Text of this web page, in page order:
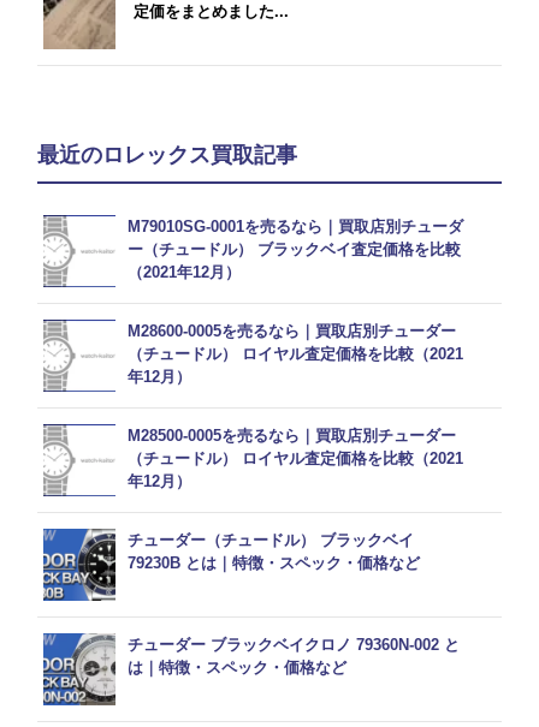
定価をまとめました...
最近のロレックス買取記事
M79010SG-0001を売るなら｜買取店別チューダ
ー（チュードル） ブラックベイ査定価格を比較
（2021年12月）
M28600-0005を売るなら｜買取店別チューダー
（チュードル） ロイヤル査定価格を比較（2021
年12月）
M28500-0005を売るなら｜買取店別チューダー
（チュードル） ロイヤル査定価格を比較（2021
年12月）
チューダー（チュードル） ブラックベイ
79230B とは｜特徴・スペック・価格など
チューダー ブラックベイクロノ 79360N-002 と
は｜特徴・スペック・価格など